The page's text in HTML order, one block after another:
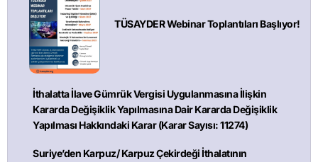
TÜSAYDER Webinar Toplantıları Başlıyor!
İthalatta İlave Gümrük Vergisi Uygulanmasına İlişkin
Kararda Değişiklik Yapılmasına Dair Kararda Değişiklik
Yapılması Hakkındaki Karar (Karar Sayısı: 11274)
Suriye’den Karpuz/ Karpuz Çekirdeği İthalatının